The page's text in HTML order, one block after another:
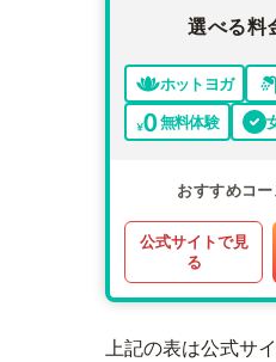
選べる料
ホットヨガ
無料体験
おすすめコ
公式サイトで見
る
上記の表は公式サ